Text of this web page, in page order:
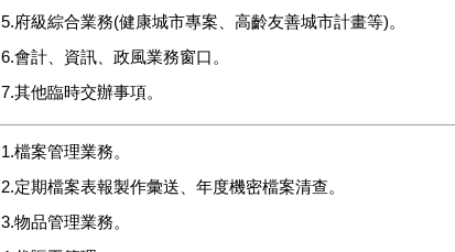
5.府級綜合業務(健康城市專案、高齡友善城市計畫等)。
6.會計、資訊、政風業務窗口 。
7.其他臨時交辦事項。
1.檔案管理業務。
2.定期檔案表報製作彙送、年度機密檔案清查。
3.物品管理業務。